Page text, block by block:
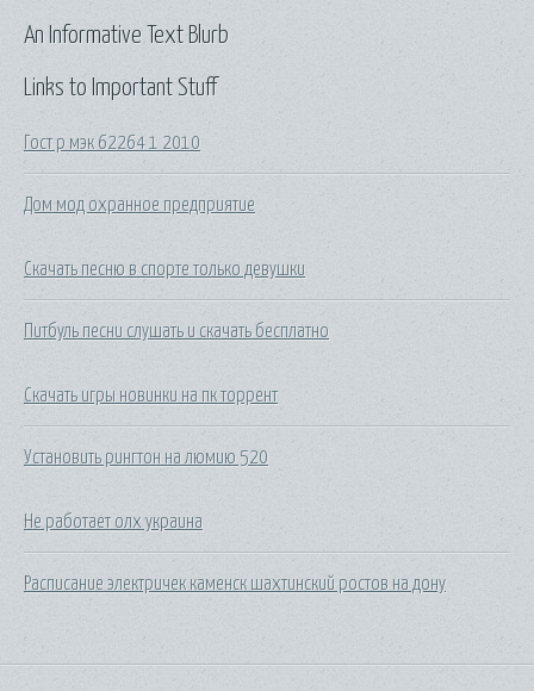
Links to Important Stuff
Гост р мэк 62264 1 2010
Дом мод охранное предприятие
Скачать песню в спорте только девушки
Питбуль песни слушать и скачать бесплатно
Скачать игры новинки на пк торрент
Установить рингтон на люмию 520
Не работает олх украина
Расписание электричек каменск шахтинский ростов на дону
An Informative Text Blurb